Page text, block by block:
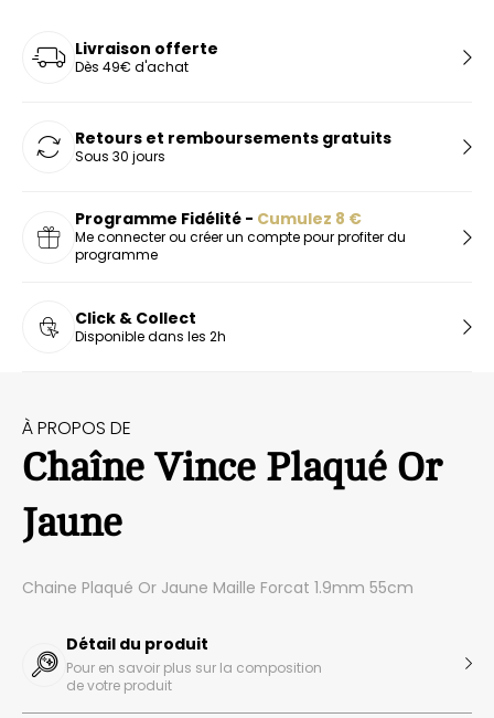
Livraison offerte
Dès 49€ d'achat
Retours et remboursements gratuits
Sous 30 jours
Programme Fidélité - Cumulez 8 €
Me connecter ou créer un compte pour profiter du
programme
Click & Collect
Disponible dans les 2h
À PROPOS DE
Chaîne Vince Plaqué Or
Jaune
Chaine Plaqué Or Jaune Maille Forcat 1.9mm 55cm
Détail du produit
Pour en savoir plus sur la composition
de votre produit